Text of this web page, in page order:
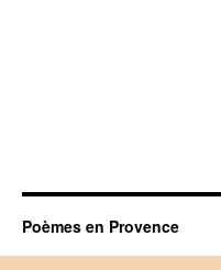
Poèmes en Provence